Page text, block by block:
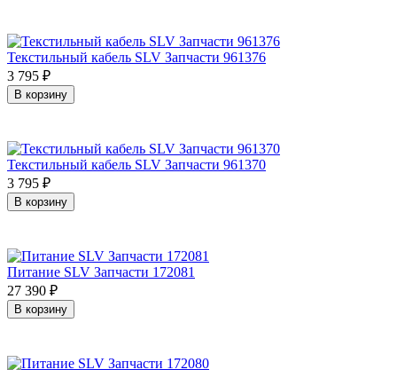
Текстильный кабель SLV Запчасти 961376
3 795 ₽
В корзину
Текстильный кабель SLV Запчасти 961370
3 795 ₽
В корзину
Питание SLV Запчасти 172081
27 390 ₽
В корзину